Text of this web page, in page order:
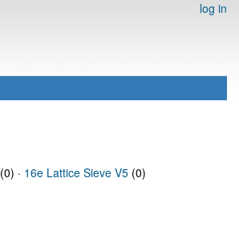
log in
(0) · 16e Lattice Sieve V5 (0)